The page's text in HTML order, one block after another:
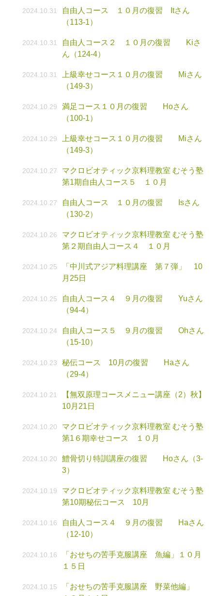
2024.10.31
自由人コース １０月の復習 Itさん
（113-1）
2024.10.31
自由人コース２ １０月の復習 Kiさ
ん（124-4）
2024.10.31
上級幸せコース１０月の復習 Miさん
（149-3）
2024.10.29
満足コース１０月の復習 Hoさん
（100-1）
2024.10.29
上級幸せコース１０月の復習 Miさん
（149-3）
2024.10.27
マクロビオティック京料理教室 むそう塾
第1期自由人コース５ １０月
2024.10.27
自由人コース １０月の復習 Isさん
（130-2）
2024.10.26
マクロビオティック京料理教室 むそう塾
第２期自由人コース４ １０月
2024.10.25
「中川式アジア料理講座 第７弾」 10
月25日
2024.10.25
自由人コース４ ９月の復習 Yuさん
（94-4）
2024.10.24
自由人コース５ ９月の復習 Ohさん
（15-10）
2024.10.23
秘伝コース 10月の復習 Haさん
（29-4）
2024.10.21
【無双原理コースメニュー講座（2）秋】
10月21日
2024.10.20
マクロビオティック京料理教室 むそう塾
第1６期幸せコース １０月
2024.10.20
鱧骨切り特訓講座の復習 Hoさん（3-
3）
2024.10.19
マクロビオティック京料理教室 むそう塾
第10期秘伝コース 10月
2024.10.16
自由人コース４ ９月の復習 Haさん
（12-10）
2024.10.16
「おせちの苦手克服講座 魚編」１０月
１５日
2024.10.15
「おせちの苦手克服講座 野菜他編」